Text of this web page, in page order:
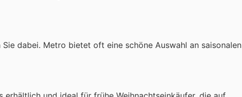
dabei. Metro bietet oft eine schöne Auswahl an saisonalen